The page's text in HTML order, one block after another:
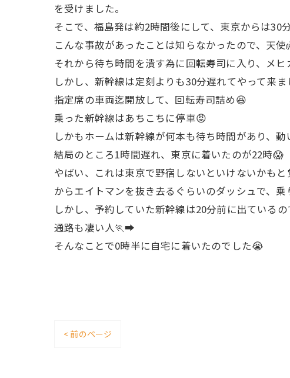
を受けました。
そこで、福島発は約2時間後にして、東京からは30
こんな事故があったことは知らなかったので、天
それから待ち時間を潰す為に回転寿司に入り、メ
しかし、新幹線は定刻よりも30分遅れてやって来
指定席の車両迄開放して、回転寿司詰め😆
乗った新幹線はあちこちに停車😡
しかもホームは新幹線が何本も待ち時間があり、
結局のところ1時間遅れ、東京に着いたのが22時😱
やばい、これは東京で野宿しないといけないかも
からエイトマンを抜き去るぐらいのダッシュで、乗
しかし、予約していた新幹線は20分前に出ている
通路も凄い人🏃‍➡️
そんなことで0時半に自宅に着いたのでした😭
< 前のページ